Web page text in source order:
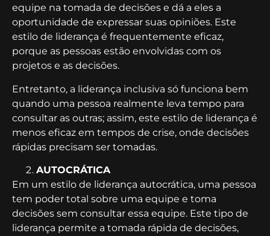
equipe na tomada de decisões e dá a eles a
oportunidade de expressar suas opiniões. Este
estilo de liderança é frequentemente eficaz,
porque as pessoas estão envolvidas com os
projetos e as decisões.
Entretanto, a liderança inclusiva só funciona bem
quando uma pessoa realmente leva tempo para
consultar as outras; assim, este estilo de liderança é
menos eficaz em tempos de crise, onde decisões
rápidas precisam ser tomadas.
AUTOCRÁTICA
Em um estilo de liderança autocrática, uma pessoa
tem poder total sobre uma equipe e toma
decisões sem consultar essa equipe. Este tipo de
liderança permite a tomada rápida de decisões,